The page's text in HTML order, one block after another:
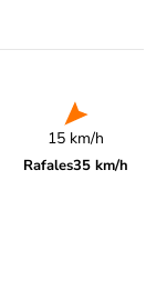
15 km/h
Rafales35 km/h